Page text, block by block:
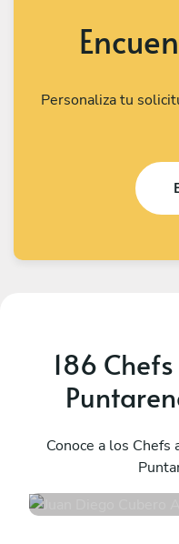
Personaliza tu
186
Conoce a los
Jaco
297